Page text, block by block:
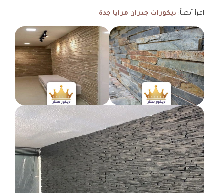
اقرأ أيضاً: ديكورات جدران مرايا جدة